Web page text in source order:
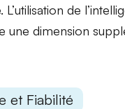
de
une dimension
et Fiabilité